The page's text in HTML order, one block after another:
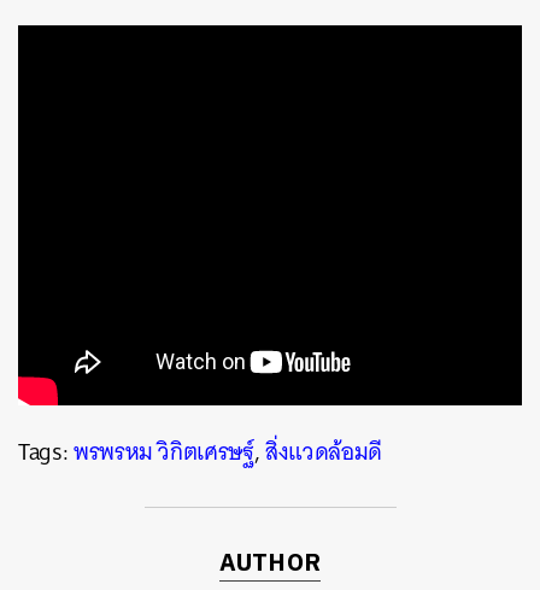
Tags:พรพรหม วิกิตเศรษฐ์,สิ่งแวดล้อมดี
AUTHOR
ค้นหา